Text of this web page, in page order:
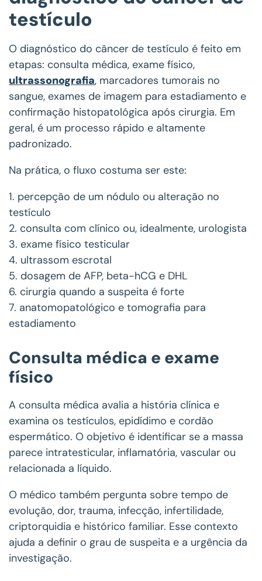
testículo
O diagnóstico do câncer de testículo é feito em
etapas: consulta médica, exame físico,
ultrassonografia, marcadores tumorais no
sangue, exames de imagem para estadiamento e
confirmação histopatológica após cirurgia. Em
geral, é um processo rápido e altamente
padronizado.
Na prática, o fluxo costuma ser este:
1. percepção de um nódulo ou alteração no
testículo
2. consulta com clínico ou, idealmente, urologista
3. exame físico testicular
4. ultrassom escrotal
5. dosagem de AFP, beta-hCG e DHL
6. cirurgia quando a suspeita é forte
7. anatomopatológico e tomografia para
estadiamento
Consulta médica e exame
físico
A consulta médica avalia a história clínica e
examina os testículos, epidídimo e cordão
espermático. O objetivo é identificar se a massa
parece intratesticular, inflamatória, vascular ou
relacionada a líquido.
O médico também pergunta sobre tempo de
evolução, dor, trauma, infecção, infertilidade,
criptorquidia e histórico familiar. Esse contexto
ajuda a definir o grau de suspeita e a urgência da
investigação.